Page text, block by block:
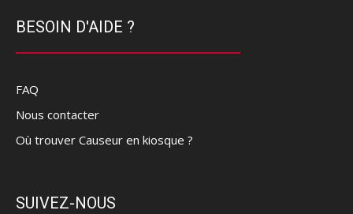
BESOIN D'AIDE ?
FAQ
Nous contacter
Où trouver Causeur en kiosque ?
SUIVEZ-NOUS